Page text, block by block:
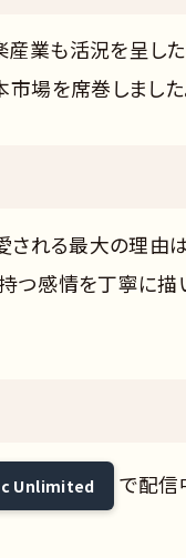
業も活況を呈し
市場を席巻しました
される最大の理由
つ感情を丁寧に
Unlimited
で配信